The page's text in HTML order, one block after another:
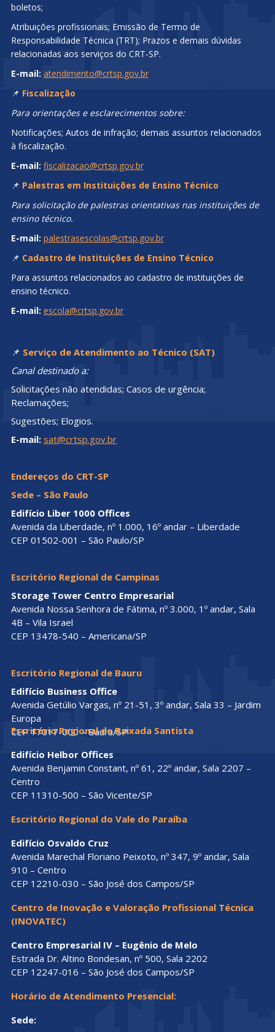
boletos;
Atribuições profissionais; Emissão de Termo de
Responsabilidade Técnica (TRT); Prazos e demais dúvidas
relacionadas aos serviços do CRT-SP.
E-mail: atendimento@crtsp.gov.br
📌 Fiscalização
Para orientações e esclarecimentos sobre:
Notificações; Autos de infração; demais assuntos relacionados
à fiscalização.
E-mail: fiscalizacao@crtsp.gov.br
📌 Palestras em Instituições de Ensino Técnico
Para solicitação de palestras orientativas nas instituições de
ensino técnico.
E-mail: palestrasescolas@crtsp.gov.br
📌 Cadastro de Instituições de Ensino Técnico
Para assuntos relacionados ao cadastro de instituições de
ensino técnico.
E-mail: escola@crtsp.gov.br
📌 Serviço de Atendimento ao Técnico (SAT)
Canal destinado a:
Solicitações não atendidas; Casos de urgência;
Reclamações;
Sugestões; Elogios.
E-mail: sat@crtsp.gov.br
Endereços do CRT-SP
Sede – São Paulo
Edifício Liber 1000 Offices
Avenida da Liberdade, nº 1.000, 16º andar – Liberdade
CEP 01502-001 – São Paulo/SP
Escritório Regional de Campinas
Storage Tower Centro Empresarial
Avenida Nossa Senhora de Fátima, nº 3.000, 1º andar, Sala
4B – Vila Israel
CEP 13478-540 – Americana/SP
Escritório Regional de Bauru
Edifício Business Office
Avenida Getúlio Vargas, nº 21-51, 3º andar, Sala 33 – Jardim
Europa
CEP 17017-000 – Bauru/SP
Escritório Regional da Baixada Santista
Edifício Helbor Offices
Avenida Benjamin Constant, nº 61, 22º andar, Sala 2207 –
Centro
CEP 11310-500 – São Vicente/SP
Escritório Regional do Vale do Paraíba
Edifício Osvaldo Cruz
Avenida Marechal Floriano Peixoto, nº 347, 9º andar, Sala
910 – Centro
CEP 12210-030 – São José dos Campos/SP
Centro de Inovação e Valoração Profissional Técnica
(INOVATEC)
Centro Empresarial IV – Eugênio de Melo
Estrada Dr. Altino Bondesan, nº 500, Sala 2202
CEP 12247-016 – São José dos Campos/SP
Horário de Atendimento Presencial:
Sede: